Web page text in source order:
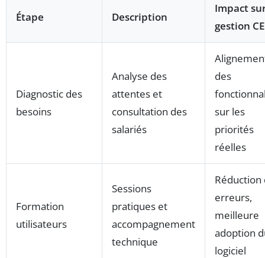
Étape Description
Impact
gestion CE
Diagnostic des
besoins
Analyse des
attentes et
consultation des
salariés
des
sur les
priorités
réelles
Formation
utilisateurs
Sessions
pratiques et
accompagnement
technique
Réduction
erreurs,
meilleure
adoption
logiciel